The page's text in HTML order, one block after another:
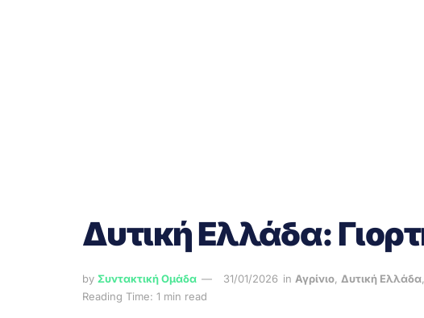
Δυτική Ελλάδα:
by Συντακτική Ομάδα 31/01/2026 in Αγρίνιο, Δυτική Ελλάδα,
Reading Time: 1 min read